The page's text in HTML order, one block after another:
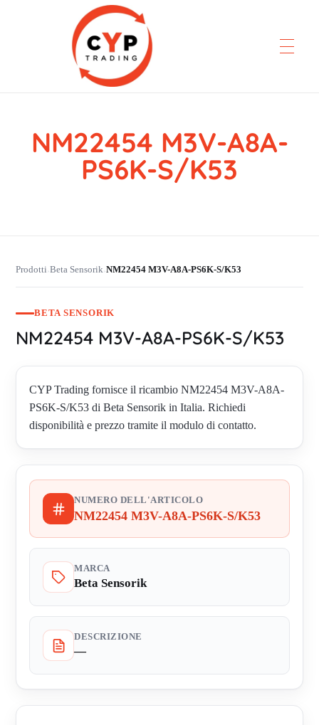
CYP Trading
Professionelle Ersatzteilbeschaffung
NM22454 M3V-A8A-
PS6K-S/K53
Prodotti›Beta Sensorik›NM22454 M3V-A8A-PS6K-S/K53
BETA SENSORIK
NM22454 M3V-A8A-PS6K-S/K53
CYP Trading fornisce il ricambio NM22454 M3V-A8A-
PS6K-S/K53 di Beta Sensorik in Italia. Richiedi
disponibilità e prezzo tramite il modulo di contatto.
NUMERO DELL'ARTICOLO
NM22454 M3V-A8A-PS6K-S/K53
MARCA
Beta Sensorik
DESCRIZIONE
—